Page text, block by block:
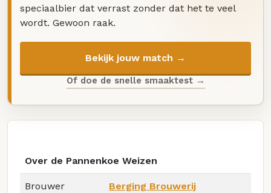
speciaalbier dat verrast zonder dat het te veel
wordt. Gewoon raak.
Bekijk jouw match →
Of doe de snelle smaaktest →
Over de Pannenkoe Weizen
Brouwer Berging Brouwerij